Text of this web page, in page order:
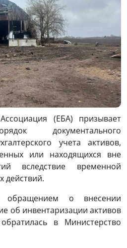
(ЕБА) призывает
документального
учета активов,
или находящихся вне
вследствие временной
действий.
обращением о внесении
об инвентаризации активов
в Министерство